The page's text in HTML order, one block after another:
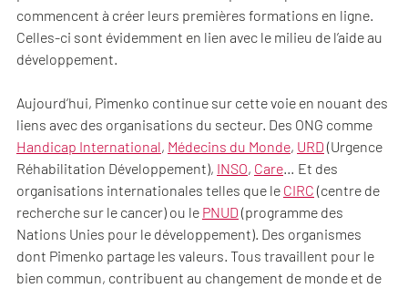
commencent à créer leurs premières formations en ligne.
Celles-ci sont évidemment en lien avec le milieu de l’aide au
développement.
Aujourd’hui, Pimenko continue sur cette voie en nouant des
liens avec des organisations du secteur. Des ONG comme
Handicap International, Médecins du Monde, URD (Urgence
Réhabilitation Développement), INSO, Care… Et des
organisations internationales telles que le CIRC (centre de
recherche sur le cancer) ou le PNUD (programme des
Nations Unies pour le développement). Des organismes
dont Pimenko partage les valeurs. Tous travaillent pour le
bien commun, contribuent au changement de monde et de